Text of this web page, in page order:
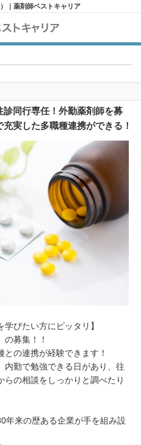
｜薬剤師ベストキャリア
診同行専任！外勤薬剤師を募
実した多職種連携ができる！
学びたい方にピッタリ】
募集！！
の連携が経験できます！
勤で勉強できる日があり、往
の相談をしっかりと調べたり
年来の歴ある企業が手を組み設